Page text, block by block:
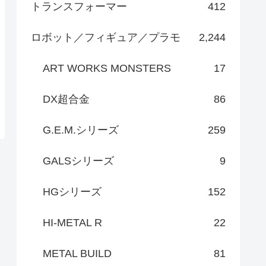
トランスフォーマー 412
ロボット／フィギュア／プラモ 2,244
ART WORKS MONSTERS 17
DX超合金 86
G.E.M.シリーズ 259
GALSシリーズ 9
HGシリーズ 152
HI-METAL R 22
METAL BUILD 81